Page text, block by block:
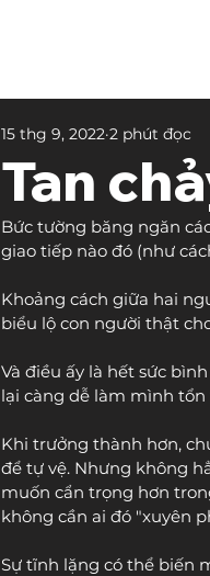
Tan
15 thg 9, 2022 2 phút đọc
Bức tường băng ngăn
giao tiếp nào đó (như
Khoảng cách giữa hai
biểu lộ con người thật
Và điều ấy là hết sức
lại càng dễ làm mình
Khi trưởng thành hơn,
để tự vệ. Nhưng không
muốn cẩn trọng hơn
không cần ai đó "xuyên
Sự tĩnh lặng có thể biến